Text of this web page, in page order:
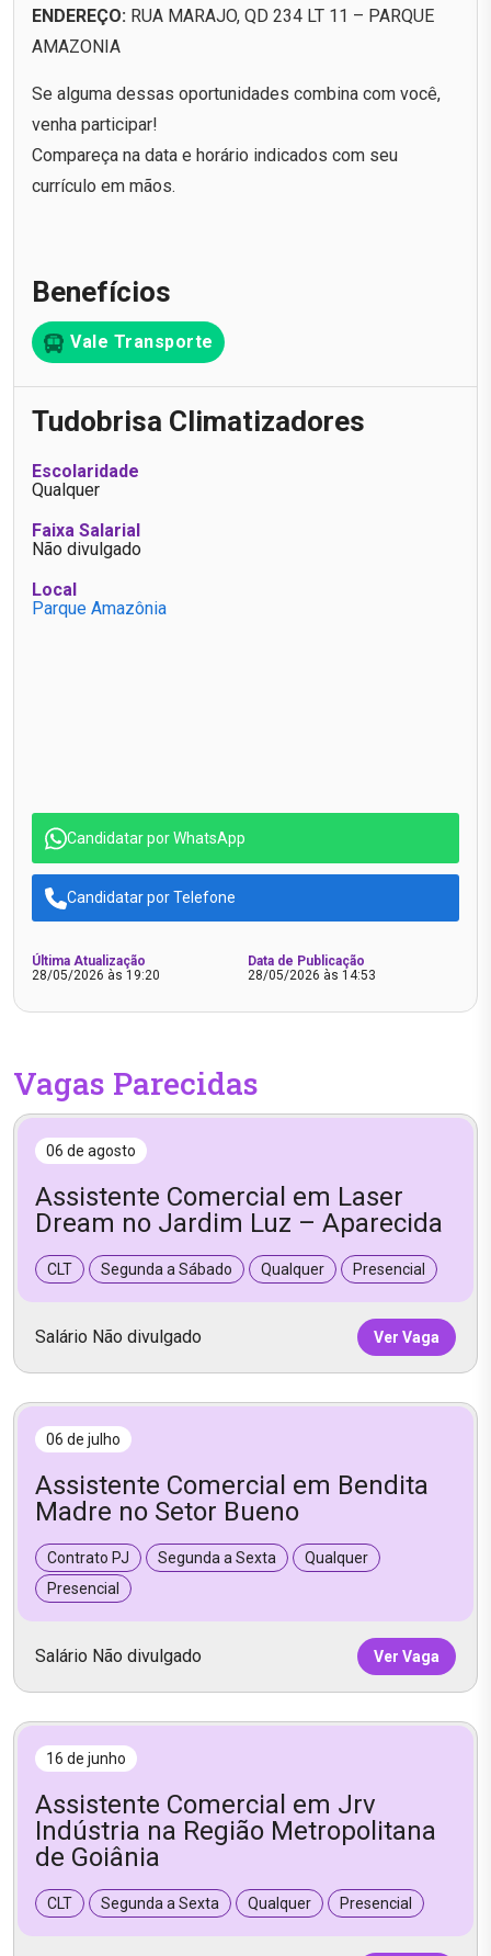
ENDEREÇO: RUA MARAJO, QD 234 LT 11 – PARQUE
AMAZONIA
Se alguma dessas oportunidades combina com você,
venha participar!
Compareça na data e horário indicados com seu
currículo em mãos.
Benefícios
Vale Transporte
Tudobrisa Climatizadores
Escolaridade
Qualquer
Faixa Salarial
Não divulgado
Local
Parque Amazônia
Candidatar por WhatsApp
Candidatar por Telefone
Última Atualização
28/05/2026 às 19:20
Data de Publicação
28/05/2026 às 14:53
Vagas Parecidas
06 de agosto
Assistente Comercial em Laser
Dream no Jardim Luz – Aparecida
CLT Segunda a Sábado Qualquer Presencial
Salário Não divulgado Ver Vaga
06 de julho
Assistente Comercial em Bendita
Madre no Setor Bueno
Contrato PJ Segunda a Sexta
Qualquer
Presencial
Salário Não divulgado Ver Vaga
16 de junho
Assistente Comercial em Jrv
Indústria na Região Metropolitana
de Goiânia
CLT Segunda a Sexta Qualquer Presencial